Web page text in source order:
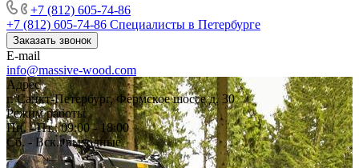
+7 (812) 605-74-86
+7 (812) 605-74-86 Специалисты в Петербурге
Заказать звонок
E-mail
info@massive-wood.com
Адрес
г. Санкт-Петербург, Фермское шоссе д. 30
Режим работы
Пн. - Пт.: 09:00 - 18:00
Сб. - Вск.: выходные